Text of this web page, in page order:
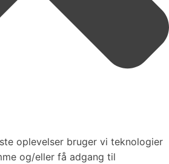
oplevelser bruger vi teknologier
og/eller få adgang til